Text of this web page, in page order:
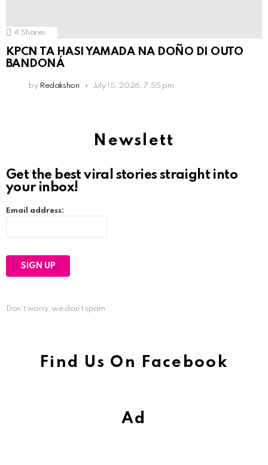
4 Shares
KPCN TA HASI YAMADA NA DOÑO DI OUTO
BANDONÁ
by Redakshon July 15, 2026, 7:55 pm
Newslett
Get the best viral stories straight into
your inbox!
Email address:
Don't worry, we don't spam
Find Us On Facebook
Ad